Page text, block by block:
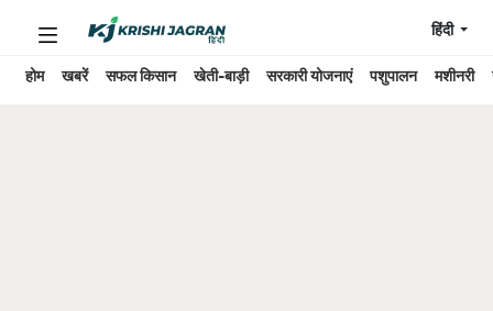
होम खबरें सफल किसान खेती-बाड़ी सरकारी योजनाएं पशुपालन मशीनरी
हिंदी